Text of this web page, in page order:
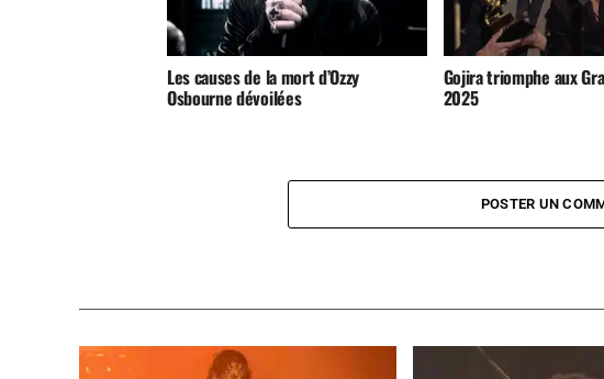
Les causes de la mort d’Ozzy
Osbourne dévoilées
Gojira triomphe aux
2025
POSTER UN